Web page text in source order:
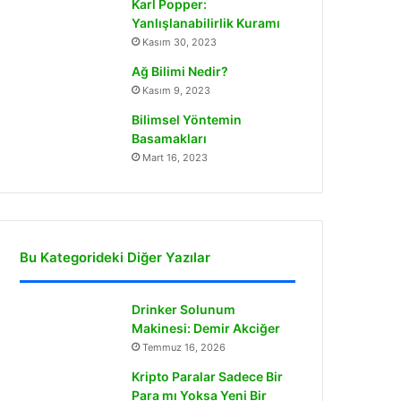
Karl Popper:
Yanlışlanabilirlik Kuramı
Kasım 30, 2023
Ağ Bilimi Nedir?
Kasım 9, 2023
Bilimsel Yöntemin
Basamakları
Mart 16, 2023
Bu Kategorideki Diğer Yazılar
Drinker Solunum
Makinesi: Demir Akciğer
Temmuz 16, 2026
Kripto Paralar Sadece Bir
Para mı Yoksa Yeni Bir